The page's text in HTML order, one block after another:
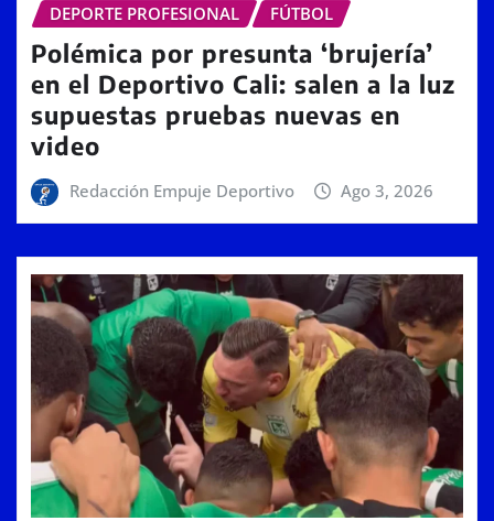
DEPORTE PROFESIONAL FÚTBOL
Polémica por presunta ‘brujería’
en el Deportivo Cali: salen a la luz
supuestas pruebas nuevas en
video
Redacción Empuje Deportivo Ago 3, 2026